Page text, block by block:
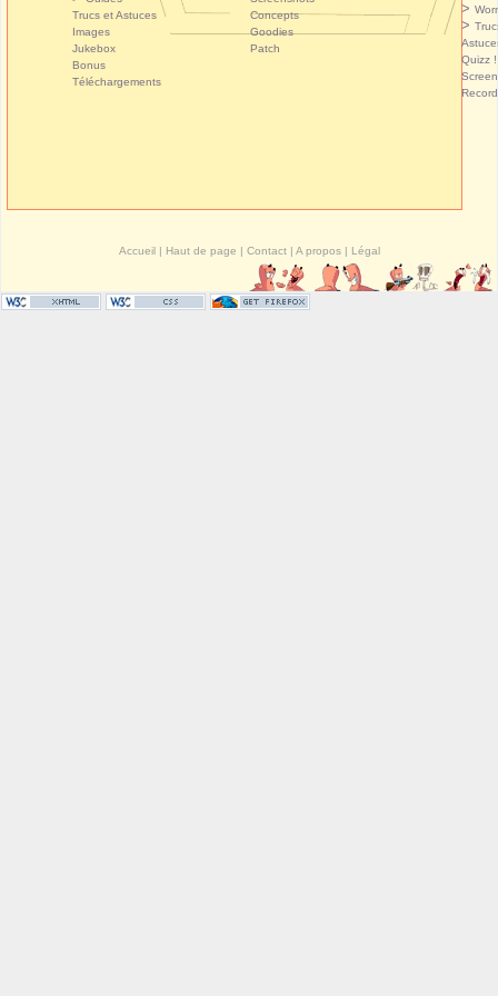
>
>
Quizz !
Trucs et Astuces
Images
Jukebox
Bonus
Téléchargements
Concepts
Goodies
Patch
Accueil| Haut de page | Contact| A propos| Légal